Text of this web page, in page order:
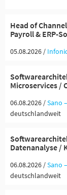
Head of
Payroll & ERP-
05.08.2026 /
Microservices /
06.08.2026 /Sano
deutschlandweit
Datenanalyse /
06.08.2026 /Sano
deutschlandweit